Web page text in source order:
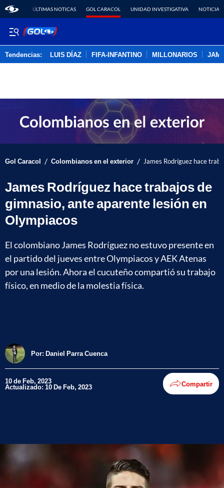
ÚLTIMAS NOTICAS GOL CARACOL UNIDAD INVESTIGATIVA NOTICIAS
Tendencias: LUIS DÍAZ FIFA-INFANTINO MILLONARIOS
Gol Caracol / Colombianos en el exterior / James Rodríguez hace
James Rodríguez hace trabajos de
gimnasio, ante aparente lesión en
Olympiacos
El colombiano James Rodríguez no estuvo presente en
el partido del jueves entre Olympiacos y AEK Atenas
por una lesión. Ahora el cucuteño compartió su trabajo
físico, en medio de la molestia física.
Por: Daniel Parra Cuenca
10 de Feb, 2023
Actualizado: 10 De Feb, 2023 Compartir